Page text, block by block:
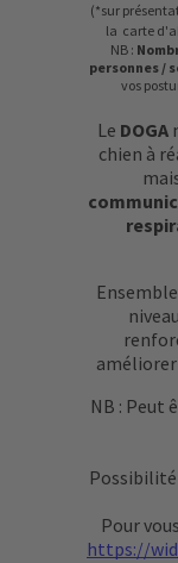
(*sur
la carte
NB :
personnes /
vos
Le DOGA
chien à
NB : Peut
Pour
https://